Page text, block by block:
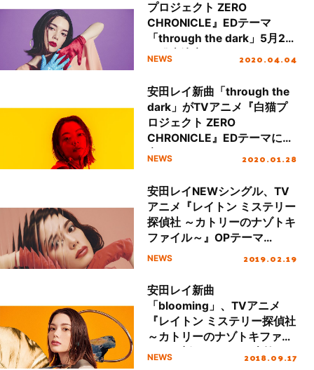
プロジェクト ZERO
CHRONICLE』EDテーマ
「through the dark」5月27
日発売決定！
NEWS 2020.04.04
安田レイ新曲「through the
dark」がTVアニメ『白猫プ
ロジェクト ZERO
CHRONICLE』EDテーマに決
定！
NEWS 2020.01.28
安田レイNEWシングル、TV
アニメ『レイトン ミステリー
探偵社 ～カトリーのナゾトキ
ファイル～』OPテーマ
「blooming」先行フル配信
NEWS 2019.02.19
安田レイ新曲
「blooming」、TVアニメ
『レイトン ミステリー探偵社
～カトリーのナゾトキファイ
ル～』新OPテーマに大抜
NEWS 2018.09.17